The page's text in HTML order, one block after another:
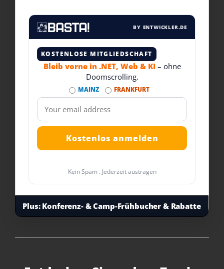
BY ENTWICKLER.DE
KOSTENLOSE MITGLIEDSCHAFT
Bleib vorne in .NET, Web & KI – ohne
Doomscrolling.
MAINZ FRANKFURT
Kein Spam . Jederzeit austragen
Plus:Konferenz- & Camp-Frühbucher & Rabatte